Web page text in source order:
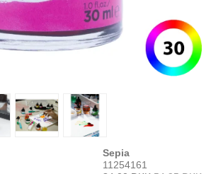
Sepia
11254161